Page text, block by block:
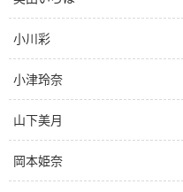
小川彩
小津玲奈
山下美月
岡本姫奈